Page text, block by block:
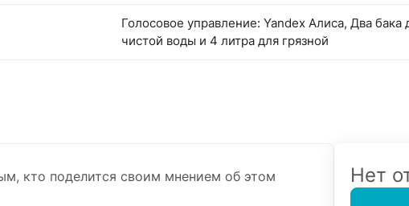
Голосовое управление: Yandex Алиса, Два
чистой воды и 4 литра для грязной
кто поделится своим мнением об этом
Нет